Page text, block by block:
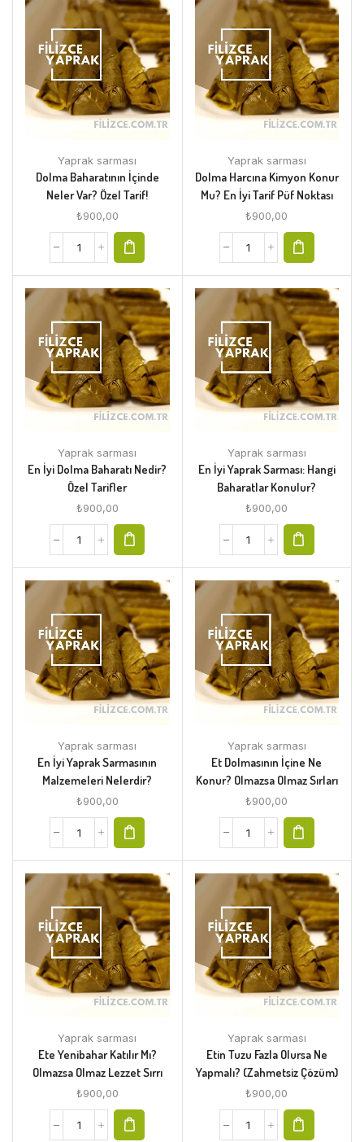
Yaprak sarması
Dolma Baharatının İçinde
Neler Var? Özel Tarif!
₺900,00
Yaprak sarması
Dolma Harcına Kimyon Konur
Mu? En İyi Tarif Püf Noktası
₺900,00
Yaprak sarması
En İyi Dolma Baharatı Nedir?
Özel Tarifler
₺900,00
Yaprak sarması
En İyi Yaprak Sarması: Hangi
Baharatlar Konulur?
₺900,00
Yaprak sarması
En İyi Yaprak Sarmasının
Malzemeleri Nelerdir?
₺900,00
Yaprak sarması
Et Dolmasının İçine Ne
Konur? Olmazsa Olmaz Sırları
₺900,00
Yaprak sarması
Ete Yenibahar Katılır Mı?
Olmazsa Olmaz Lezzet Sırrı
₺900,00
Yaprak sarması
Etin Tuzu Fazla Olursa Ne
Yapmalı? (Zahmetsiz Çözüm)
₺900,00